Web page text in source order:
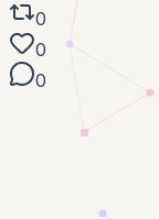
0
0
0